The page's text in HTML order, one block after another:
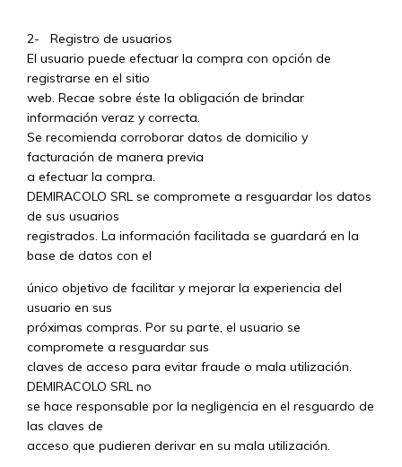
2- Registro de usuarios
El usuario puede efectuar la compra con opción de
registrarse en el sitio
web. Recae sobre éste la obligación de brindar
información veraz y correcta.
Se recomienda corroborar datos de domicilio y
facturación de manera previa
a efectuar la compra.
DEMIRACOLO SRL se compromete a resguardar los datos
de sus usuarios
registrados. La información facilitada se guardará en la
base de datos con el
único objetivo de facilitar y mejorar la experiencia del
usuario en sus
próximas compras. Por su parte, el usuario se
compromete a resguardar sus
claves de acceso para evitar fraude o mala utilización.
DEMIRACOLO SRL no
se hace responsable por la negligencia en el resguardo de
las claves de
acceso que pudieren derivar en su mala utilización.